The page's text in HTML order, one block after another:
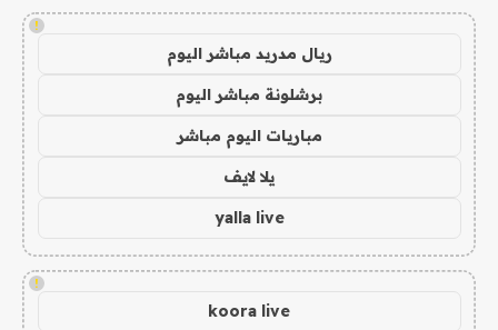
!
ريال مدريد مباشر اليوم
برشلونة مباشر اليوم
مباريات اليوم مباشر
يلا لايف
yalla live
!
koora live